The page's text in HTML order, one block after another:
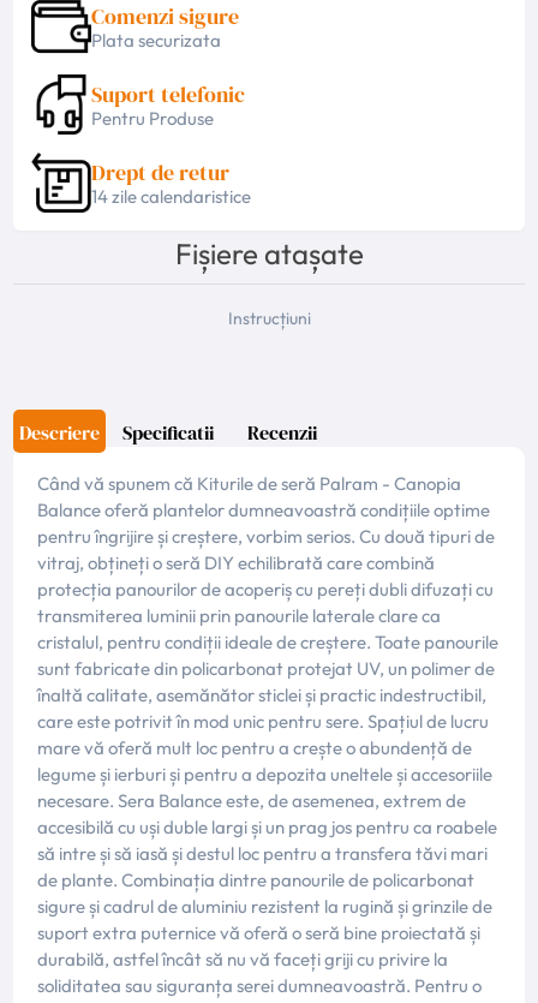
Comenzi sigure
Plata securizata
Suport telefonic
Pentru Produse
Drept de retur
14 zile calendaristice
Fișiere atașate
Instrucțiuni
Descriere Specificatii Recenzii
Când vă spunem că Kiturile de seră Palram - Canopia
Balance oferă plantelor dumneavoastră condițiile optime
pentru îngrijire și creștere, vorbim serios. Cu două tipuri de
vitraj, obțineți o seră DIY echilibrată care combină
protecția panourilor de acoperiș cu pereți dubli difuzați cu
transmiterea luminii prin panourile laterale clare ca
cristalul, pentru condiții ideale de creștere. Toate panourile
sunt fabricate din policarbonat protejat UV, un polimer de
înaltă calitate, asemănător sticlei și practic indestructibil,
care este potrivit în mod unic pentru sere. Spațiul de lucru
mare vă oferă mult loc pentru a crește o abundență de
legume și ierburi și pentru a depozita uneltele și accesoriile
necesare. Sera Balance este, de asemenea, extrem de
accesibilă cu uși duble largi și un prag jos pentru ca roabele
să intre și să iasă și destul loc pentru a transfera tăvi mari
de plante. Combinația dintre panourile de policarbonat
sigure și cadrul de aluminiu rezistent la rugină și grinzile de
suport extra puternice vă oferă o seră bine proiectată și
durabilă, astfel încât să nu vă faceți griji cu privire la
soliditatea sau siguranța serei dumneavoastră. Pentru o